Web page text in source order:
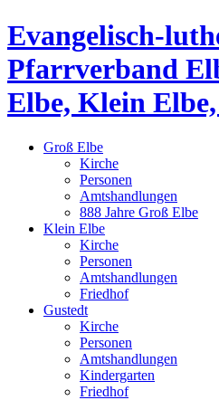
Evangelisch-
Pfarrverband
Elbe, Klein
Groß Elbe
Kirche
Personen
Amtshandlungen
888 Jahre Groß Elbe
Klein Elbe
Kirche
Personen
Amtshandlungen
Friedhof
Gustedt
Kirche
Personen
Amtshandlungen
Kindergarten
Friedhof